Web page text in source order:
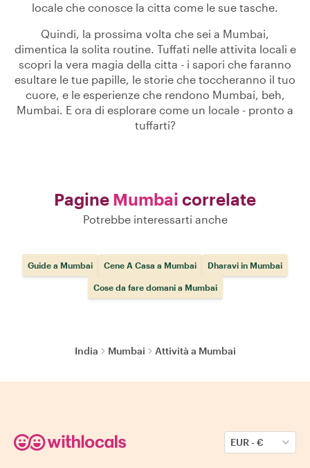
locale che conosce la citta come le sue tasche.
Quindi, la prossima volta che sei a Mumbai,
dimentica la solita routine. Tuffati nelle attivita locali e
scopri la vera magia della citta - i sapori che faranno
esultare le tue papille, le storie che toccheranno il tuo
cuore, e le esperienze che rendono Mumbai, beh,
Mumbai. E ora di esplorare come un locale - pronto a
tuffarti?
Pagine Mumbai correlate
Potrebbe interessarti anche
Guide a Mumbai Cene A Casa a Mumbai Dharavi in Mumbai
Cose da fare domani a Mumbai
India Mumbai Attività a Mumbai
EUR-€